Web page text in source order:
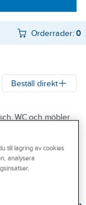
Orderrader:0
Beställ direkt
WC och möbler
till lagring av cookies
analysera